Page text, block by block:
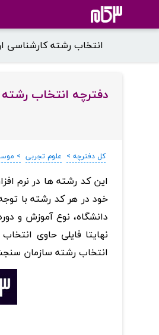
انتخاب رشته کارشناسی
کل دفترچه > علوم تجربی >
‏این کد رشته ها در نرم
خود در هر کد رشته با
دانشگاه، نوع آموزش و
نهایتا فایلی حاوی
انتخاب رشته سازمان